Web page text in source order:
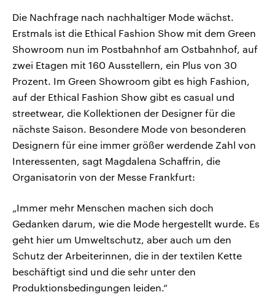
Die Nachfrage nach nachhaltiger Mode wächst.
Erstmals ist die Ethical Fashion Show mit dem Green
Showroom nun im Postbahnhof am Ostbahnhof, auf
zwei Etagen mit 160 Ausstellern, ein Plus von 30
Prozent. Im Green Showroom gibt es high Fashion,
auf der Ethical Fashion Show gibt es casual und
streetwear, die Kollektionen der Designer für die
nächste Saison. Besondere Mode von besonderen
Designern für eine immer größer werdende Zahl von
Interessenten, sagt Magdalena Schaffrin, die
Organisatorin von der Messe Frankfurt:
„Immer mehr Menschen machen sich doch
Gedanken darum, wie die Mode hergestellt wurde. Es
geht hier um Umweltschutz, aber auch um den
Schutz der Arbeiterinnen, die in der textilen Kette
beschäftigt sind und die sehr unter den
Produktionsbedingungen leiden.“